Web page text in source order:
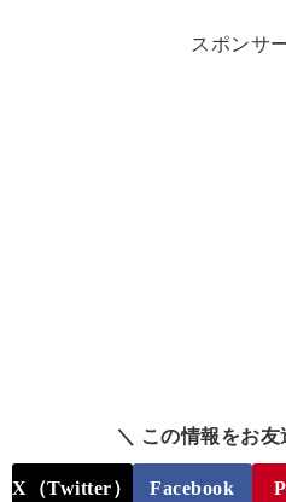
スポンサ
＼ この情報をお
X（Twitter） Facebook